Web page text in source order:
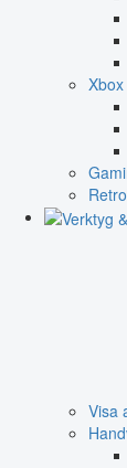
Xbox
Visa